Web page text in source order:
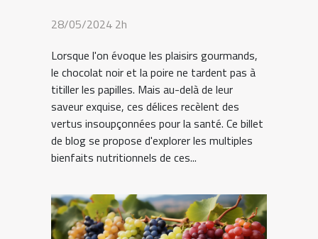
28/05/2024 2h
Lorsque l'on évoque les plaisirs gourmands,
le chocolat noir et la poire ne tardent pas à
titiller les papilles. Mais au-delà de leur
saveur exquise, ces délices recèlent des
vertus insoupçonnées pour la santé. Ce billet
de blog se propose d'explorer les multiples
bienfaits nutritionnels de ces...